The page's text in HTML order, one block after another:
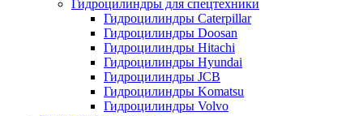
Гидроцилиндры для спецтехники
Гидроцилиндры Caterpillar
Гидроцилиндры Doosan
Гидроцилиндры Hitachi
Гидроцилиндры Hyundai
Гидроцилиндры JCB
Гидроцилиндры Komatsu
Гидроцилиндры Volvo